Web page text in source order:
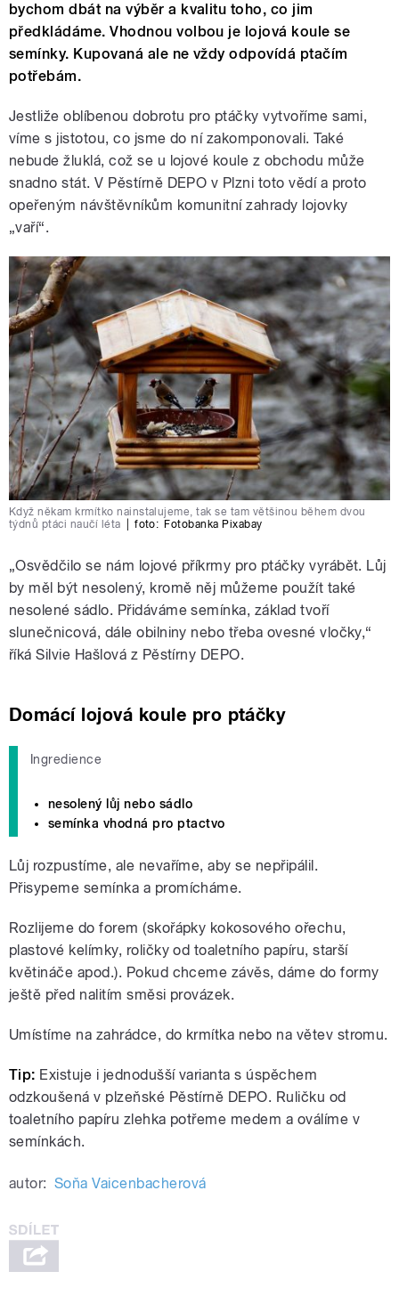
bychom dbát na výběr a kvalitu toho, co jim
předkládáme. Vhodnou volbou je lojová koule se
semínky. Kupovaná ale ne vždy odpovídá ptačím
potřebám.
Jestliže oblíbenou dobrotu pro ptáčky vytvoříme sami,
víme s jistotou, co jsme do ní zakomponovali. Také
nebude žluklá, což se u lojové koule z obchodu může
snadno stát. V Pěstírně DEPO v Plzni toto vědí a proto
opeřeným návštěvníkům komunitní zahrady lojovky
„vaří“.
Když někam krmítko nainstalujeme, tak se tam většinou během dvou
týdnů ptáci naučí léta
foto: Fotobanka Pixabay
„Osvědčilo se nám lojové příkrmy pro ptáčky vyrábět. Lůj
by měl být nesolený, kromě něj můžeme použít také
nesolené sádlo. Přidáváme semínka, základ tvoří
slunečnicová, dále obilniny nebo třeba ovesné vločky,“
říká Silvie Hašlová z Pěstírny DEPO.
Domácí lojová koule pro ptáčky
Ingredience
nesolený lůj nebo sádlo
semínka vhodná pro ptactvo
Lůj rozpustíme, ale nevaříme, aby se nepřipálil.
Přisypeme semínka a promícháme.
Rozlijeme do forem (skořápky kokosového ořechu,
plastové kelímky, roličky od toaletního papíru, starší
květináče apod.). Pokud chceme závěs, dáme do formy
ještě před nalitím směsi provázek.
Umístíme na zahrádce, do krmítka nebo na větev stromu.
Tip: Existuje i jednodušší varianta s úspěchem
odzkoušená v plzeňské Pěstírně DEPO. Ruličku od
toaletního papíru zlehka potřeme medem a oválíme v
semínkách.
autor: Soňa Vaicenbacherová